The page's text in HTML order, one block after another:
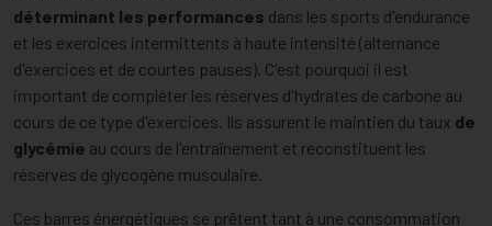
déterminant les performances dans les sports d'endurance
et les exercices intermittents à haute intensité (alternance
d'exercices et de courtes pauses). C'est pourquoi il est
important de compléter les réserves d'hydrates de carbone au
cours de ce type d'exercices. Ils assurent le maintien du taux de
glycémie au cours de l'entraînement et reconstituent les
réserves de glycogène musculaire.
Ces barres énergétiques se prêtent tant à une consommation